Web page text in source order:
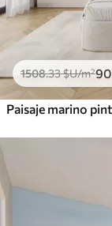
1508.33$U/m²
Paisaje marino